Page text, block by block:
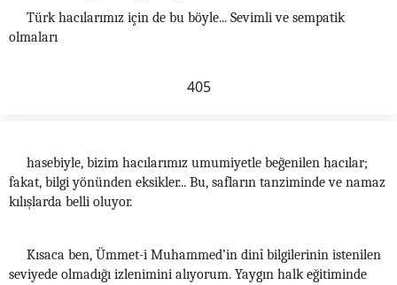
Türk hacılarımız için de bu böyle... Sevimli ve sempatik
olmaları
405
hasebiyle, bizim hacılarımız umumiyetle beğenilen hacılar;
fakat, bilgi yönünden eksikler... Bu, safların tanziminde ve namaz
kılışlarda belli oluyor.
Kısaca ben, Ümmet-i Muhammed’in dinî bilgilerinin istenilen
seviyede olmadığı izlenimini alıyorum. Yaygın halk eğitiminde